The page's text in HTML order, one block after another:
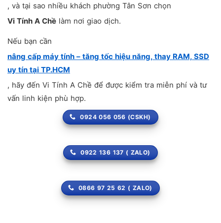
, và tại sao nhiều khách phường Tân Sơn chọn
Vi Tính A Chề làm nơi giao dịch.
Nếu bạn cần
nâng cấp máy tính – tăng tốc hiệu năng, thay RAM, SSD
uy tín tại TP.HCM
, hãy đến Vi Tính A Chề để được kiểm tra miễn phí và tư
vấn linh kiện phù hợp.
0924 056 056 (CSKH)
0922 136 137 ( ZALO)
0866 97 25 62 ( ZALO)